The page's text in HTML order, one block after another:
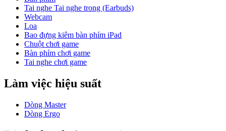
Tai nghe Tai nghe trong (Earbuds)
Webcam
Loa
Bao đựng kiêm bàn phím iPad
Chuột chơi game
Bàn phím chơi game
Tai nghe chơi game
Làm việc hiệu suất
Dòng Master
Dòng Ergo